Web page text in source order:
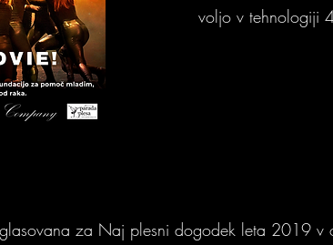
voljo v tehnologiji
za Naj plesni dogodek leta 2019 v